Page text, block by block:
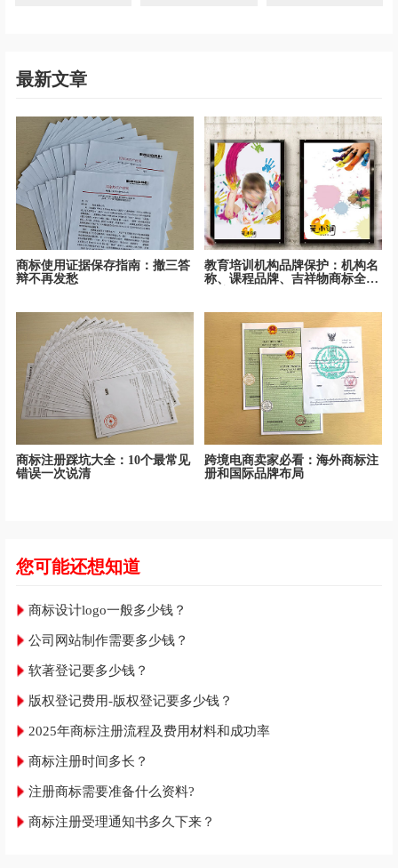
最新文章
商标使用证据保存指南：撤三答
辩不再发愁
教育培训机构品牌保护：机构名
称、课程品牌、吉祥物商标全面
商标注册踩坑大全：10个最常见
错误一次说清
跨境电商卖家必看：海外商标注
册和国际品牌布局
您可能还想知道
商标设计logo一般多少钱？
公司网站制作需要多少钱？
软著登记要多少钱？
版权登记费用-版权登记要多少钱？
2025年商标注册流程及费用材料和成功率
商标注册时间多长？
注册商标需要准备什么资料?
商标注册受理通知书多久下来？